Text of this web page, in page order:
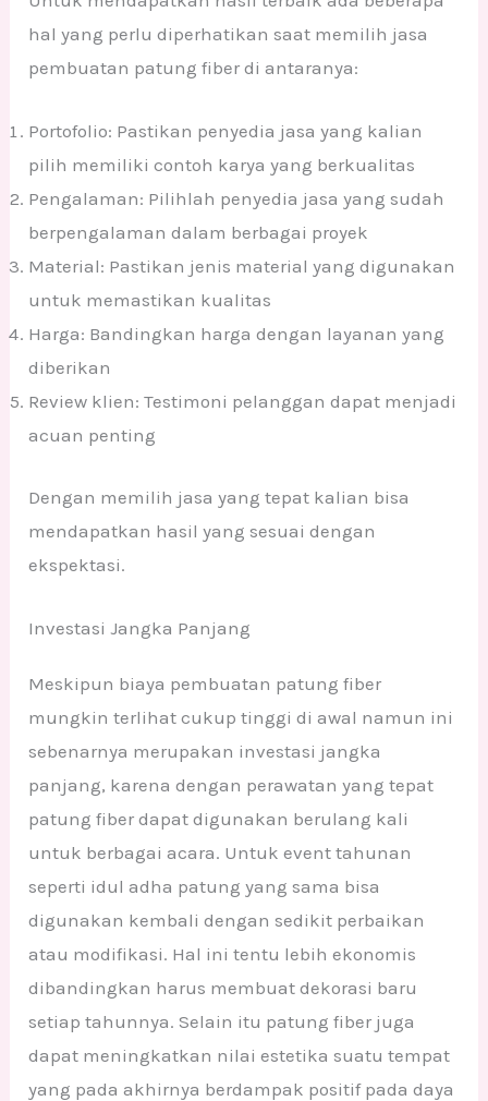
hal yang perlu diperhatikan saat memilih jasa
pembuatan patung fiber di antaranya:
Portofolio: Pastikan penyedia jasa yang kalian
pilih memiliki contoh karya yang berkualitas
Pengalaman: Pilihlah penyedia jasa yang sudah
berpengalaman dalam berbagai proyek
Material: Pastikan jenis material yang digunakan
untuk memastikan kualitas
Harga: Bandingkan harga dengan layanan yang
diberikan
Review klien: Testimoni pelanggan dapat menjadi
acuan penting
Dengan memilih jasa yang tepat kalian bisa
mendapatkan hasil yang sesuai dengan
ekspektasi.
Investasi Jangka Panjang
Meskipun biaya pembuatan patung fiber
mungkin terlihat cukup tinggi di awal namun ini
sebenarnya merupakan investasi jangka
panjang, karena dengan perawatan yang tepat
patung fiber dapat digunakan berulang kali
untuk berbagai acara. Untuk event tahunan
seperti idul adha patung yang sama bisa
digunakan kembali dengan sedikit perbaikan
atau modifikasi. Hal ini tentu lebih ekonomis
dibandingkan harus membuat dekorasi baru
setiap tahunnya. Selain itu patung fiber juga
dapat meningkatkan nilai estetika suatu tempat
yang pada akhirnya berdampak positif pada daya